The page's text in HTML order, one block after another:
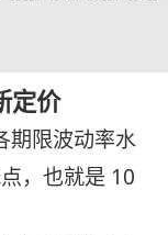
定价
期限波动率水
，也就是 10